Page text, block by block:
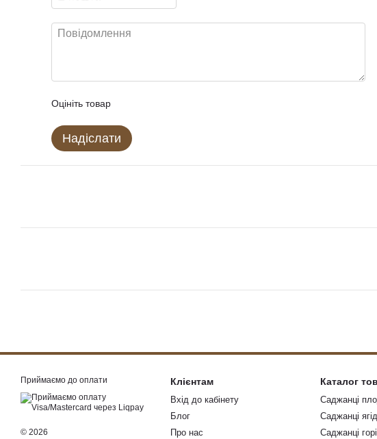
Оцініть товар
Надіслати
Приймаємо до оплати
© 2026
Клієнтам
Вхід до кабінету
Блог
Про нас
Каталог
Саджанці
Саджанці
Саджанці